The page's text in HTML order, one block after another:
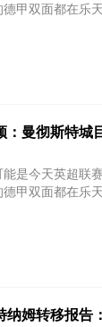
德甲双面都在乐
：曼彻斯特城
能是今天英超联
德甲双面都在乐
纳姆转移报告